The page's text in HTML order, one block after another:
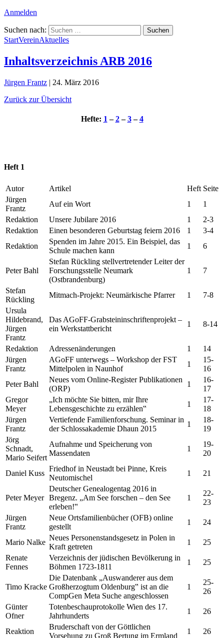
Anmelden
Suchen nach:
StartVereinAktuelles
Inhaltsverzeichnis ARB 2016
Jürgen Frantz | 24. März 2016
Zurück zur Übersicht
Hefte: 1 –2–3–4
Heft 1
Autor Artikel Heft Seite
Jürgen
Frantz
Auf ein Wort 1
1
Redaktion
Unsere Jubilare 2016 1
2-3
Redaktion
Einen besonderen Geburtstag feiern 2016 1
3-4
Redaktion
Spenden im Jahre 2015. Ein Beispiel, das
Schule machen kann
1 6
Peter Bahl
Stefan Rückling stellvertretender Leiter der
Forschungsstelle Neumark
(Ostbrandenburg)
1 7
Stefan
Rückling
Mitmach-Projekt: Neumärkische Pfarrer 1
7-8
Ursula
Hildebrand,
Jürgen
Frantz
Das AGoFF-Grabsteininschriftenprojekt –
ein Werkstattbericht
1 8-14
Redaktion Adressenänderungen 1
14
Jürgen
Frantz
AGoFF unterwegs – Workshop der FST
Mittelpolen in Naunhof
1
15-
16
Peter Bahl
Neues vom Online-Register Publikationen
(ORP)
1
16-
17
Gregor
Meyer
„Ich möchte Sie bitten, mir Ihre
Lebensgeschichte zu erzählen‟
1
17-
18
Jürgen
Frantz
Vertiefende Familienforschung. Seminar in
der Schlossakademie Dhaun 2015
1
18-
19
Jörg
Schnadt,
Mario Seifert
Aufnahme und Speicherung von
Massendaten
1
19-
20
Daniel Kuss
Friedhof in Neustadt bei Pinne, Kreis
Neutomischel
1 21
Peter Meyer
Deutscher Genealogentag 2016 in
Bregenz. „Am See forschen – den See
erleben!‟
1
22-
23
Jürgen
Frantz
Neue Ortsfamilienbücher (OFB) online
gestellt
1 24
Mario Nalke
Neues Personenstandsgesetz in Polen in
Kraft getreten
1
25
Renate
Fennes
Verzeichnis der jüdischen Bevölkerung in
Böhmen 1723-1811
1 25
Timo Kracke
Die Datenbank „Auswanderer aus dem
Großherzogtum Oldenburg‟ ist an die
CompGen Meta Suche angeschlossen
1
25-
26
Günter
Ofner
Totenbeschauprotokolle Wien des 17.
Jahrhunderts
1 26
Reaktion
Bruderschaft von der Göttlichen
Vorsehung zu Groß Bertung im Ermland
1 26